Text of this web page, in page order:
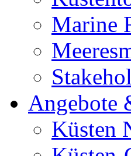
Marine
Angebote
Küsten